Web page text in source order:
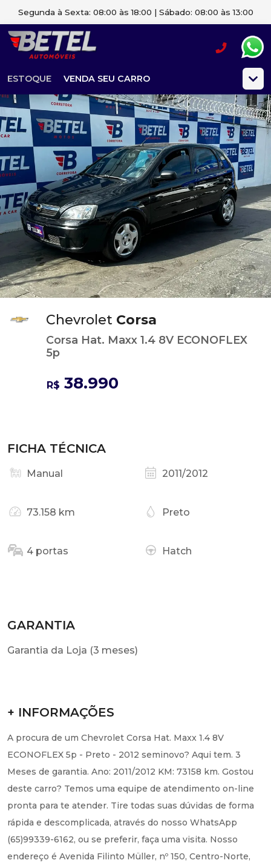
Segunda à Sexta: 08:00 às 18:00 | Sábado: 08:00 às 13:00
ESTOQUE VENDA SEU CARRO
Chevrolet Corsa
Corsa Hat. Maxx 1.4 8V ECONOFLEX
5p
R$ 38.990
FICHA TÉCNICA
Manual 2011/2012
73.158 km Preto
4 portas Hatch
GARANTIA
Garantia da Loja (3 meses)
+ INFORMAÇÕES
A procura de um Chevrolet Corsa Hat. Maxx 1.4 8V
ECONOFLEX 5p - Preto - 2012 seminovo? Aqui tem. 3
Meses de garantia. Ano: 2011/2012 KM: 73158 km. Gostou
deste carro? Temos uma equipe de atendimento on-line
pronta para te atender. Tire todas suas dúvidas de forma
rápida e descomplicada, através do nosso WhatsApp
(65)99339-6162, ou se preferir, faça uma visita. Nosso
endereço é Avenida Filinto Müller, nº 150, Centro-Norte,